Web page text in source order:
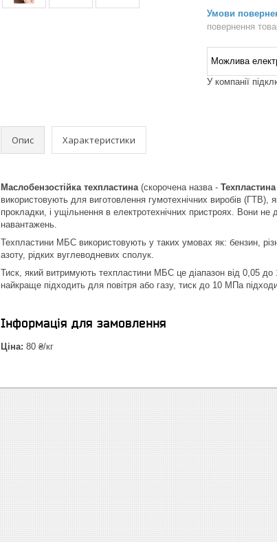
повернення
У компанії
Опис Характеристики
Маслобензостійка техпластина(скорочена назва -
використовують для виготовлення гумотехнічних виробів
прокладки, і ущільнення в електротехнічних пристроях. Вони
навантажень.
Техпластини МБС використовують у таких умовах як: бензин,
азоту, рідких вуглеводневих сполук.
Тиск, який витримують техпластини МБС це діапазон від 0,05
найкраще підходить для повітря або газу, тиск до 10 МПа
Інформація для замовлення
Ціна: 80 ₴/кг